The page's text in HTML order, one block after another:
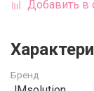
Добавить в
Бренд